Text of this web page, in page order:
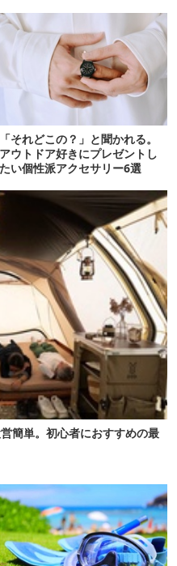
「それどこの？」と聞かれる。
アウトドア好きにプレゼントし
たい個性派アクセサリー6選
簡単。初心者におすすめの最